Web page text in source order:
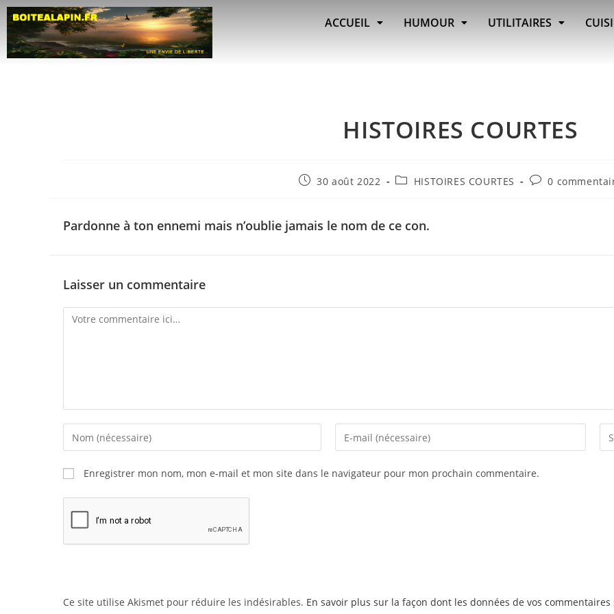
ACCUEIL HUMOUR UTILITAIRES
HISTOIRES COURTES
30 août 2022 HISTOIRES COURTES 0
Pardonne à ton ennemi mais n’oublie jamais le nom de ce con.
Laisser un commentaire
Enregistrer mon nom, mon e-mail et mon site dans le navigateur pour mon prochain commentaire.
Ce site utilise Akismet pour réduire les indésirables. En savoir plus sur la façon dont les données de vos